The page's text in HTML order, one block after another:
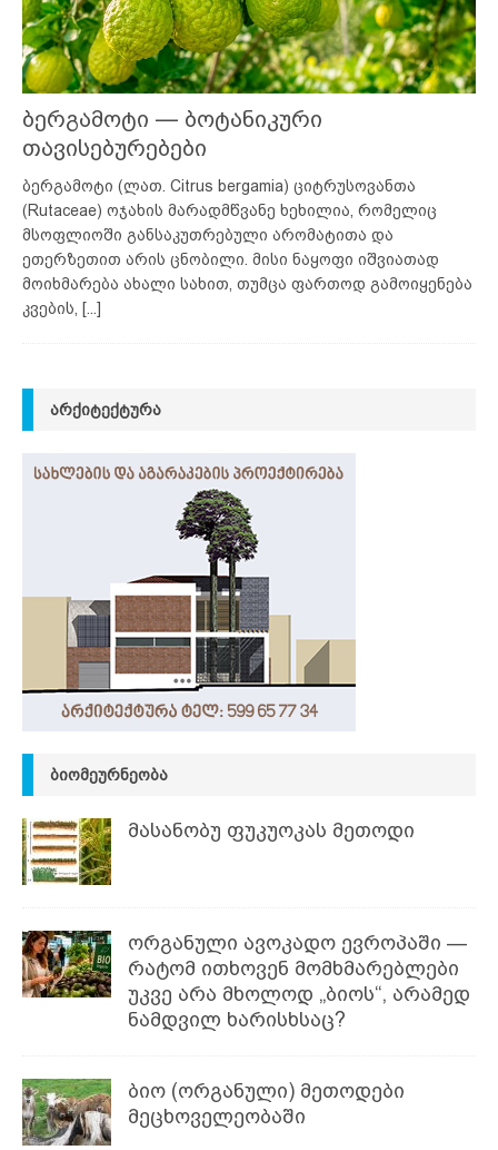
ბერგამოტი — ბოტანიკური
თავისებურებები
ბერგამოტი (ლათ. Citrus bergamia) ციტრუსოვანთა
(Rutaceae) ოჯახის მარადმწვანე ხეხილია, რომელიც
მსოფლიოში განსაკუთრებული არომატითა და
ეთერზეთით არის ცნობილი. მისი ნაყოფი იშვიათად
მოიხმარება ახალი სახით, თუმცა ფართოდ გამოიყენება
კვების, [...]
ᲐᲠᲥᲘᲢᲔᲥᲢᲣᲠᲐ
ᲑᲘᲝᲛᲔᲣᲠᲜᲔᲝᲑᲐ
მასანობუ ფუკუოკას მეთოდი
ორგანული ავოკადო ევროპაში —
რატომ ითხოვენ მომხმარებლები
უკვე არა მხოლოდ „ბიოს“, არამედ
ნამდვილ ხარისხსაც?
ბიო (ორგანული) მეთოდები
მეცხოველეობაში